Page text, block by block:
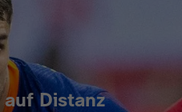
Distanz